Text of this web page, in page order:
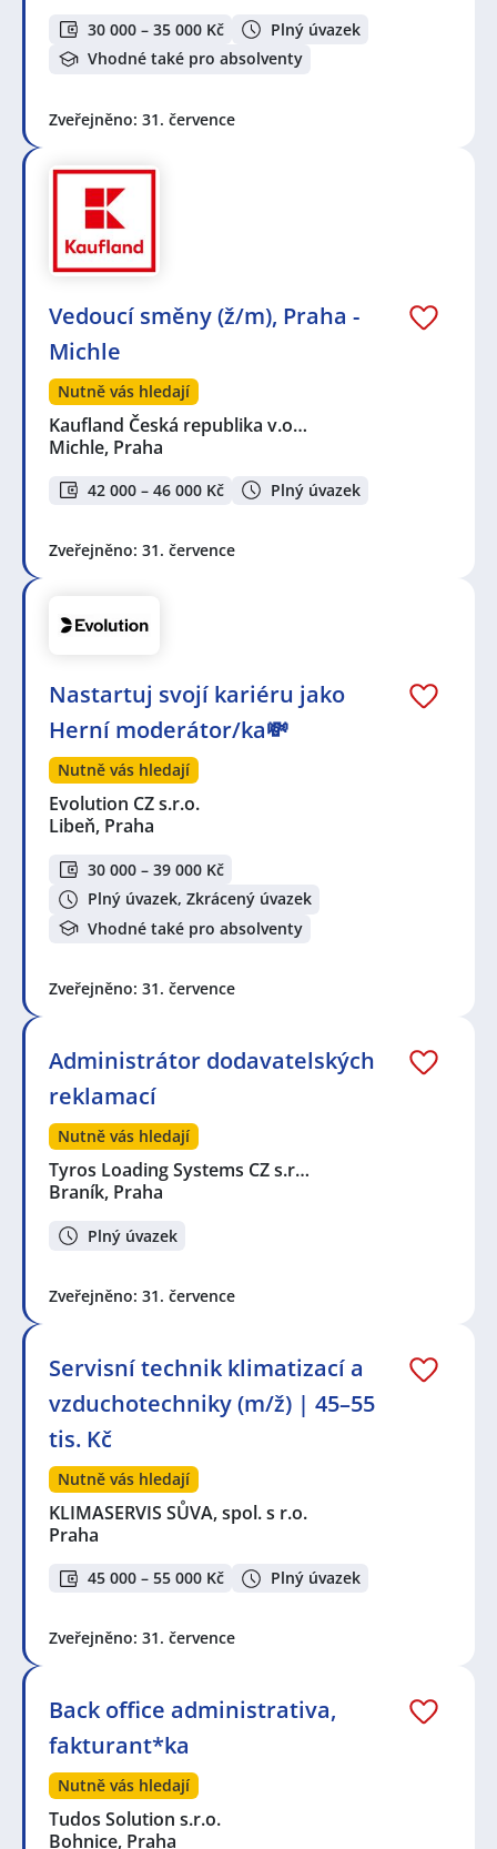
30 000 – 35 000 Kč
Plný úvazek
Vhodné také pro absolventy
Zveřejněno: 31. července
Vedoucí směny (ž/m), Praha -
Michle
Nutně vás hledají
Kaufland Česká republika v.o…
Michle, Praha
42 000 – 46 000 Kč Plný úvazek
Zveřejněno: 31. července
Nastartuj svojí kariéru jako
Herní moderátor/ka💸
Nutně vás hledají
Evolution CZ s.r.o.
Libeň, Praha
30 000 – 39 000 Kč
Plný úvazek, Zkrácený úvazek
Vhodné také pro absolventy
Zveřejněno: 31. července
Administrátor dodavatelských
reklamací
Nutně vás hledají
Tyros Loading Systems CZ s.r…
Braník, Praha
Plný úvazek
Zveřejněno: 31. července
Servisní technik klimatizací a
vzduchotechniky (m/ž) | 45–55
tis. Kč
Nutně vás hledají
KLIMASERVIS SŮVA, spol. s r.o.
Praha
45 000 – 55 000 Kč Plný úvazek
Zveřejněno: 31. července
Back office administrativa,
fakturant*ka
Nutně vás hledají
Tudos Solution s.r.o.
Bohnice, Praha